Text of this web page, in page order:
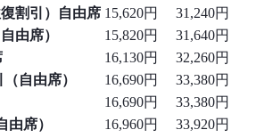
割引）自由席 15,620円
31,240円
由席）
15,820円
31,640円
16,130円
32,260円
自由席）
16,690円
33,380円
16,690円
33,380円
由席）
16,960円
33,920円